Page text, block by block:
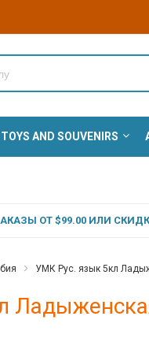
TOYS AND SOUVENIRS
ОТ $99.00 ИЛИ
УМК Рус. язык 5кл